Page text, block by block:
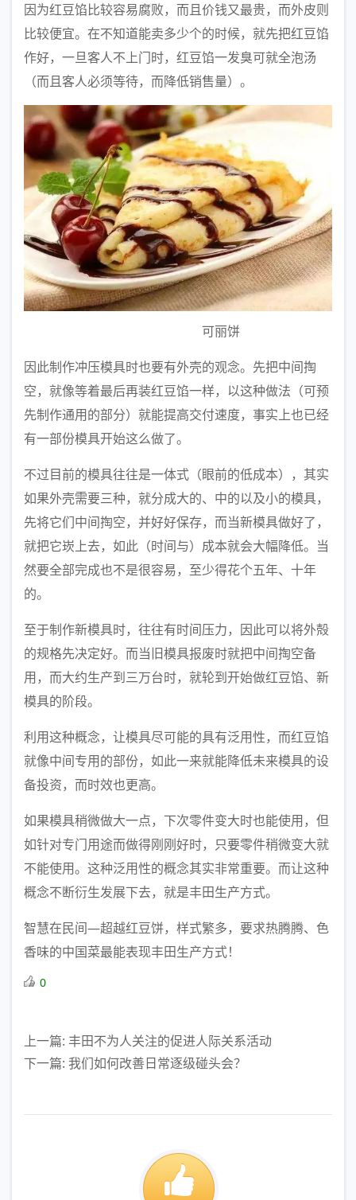
因为红豆馅比较容易腐败，而且价钱又最贵，而外皮则
比较便宜。在不知道能卖多少个的时候，就先把红豆馅
作好，一旦客人不上门时，红豆馅一发臭可就全泡汤
（而且客人必须等待，而降低销售量）。
可丽饼
因此制作冲压模具时也要有外壳的观念。先把中间掏
空，就像等着最后再装红豆馅一样，以这种做法（可预
先制作通用的部分）就能提高交付速度，事实上也已经
有一部份模具开始这么做了。
不过目前的模具往往是一体式（眼前的低成本），其实
如果外壳需要三种，就分成大的、中的以及小的模具，
先将它们中间掏空，并好好保存，而当新模具做好了，
就把它崁上去，如此（时间与）成本就会大幅降低。当
然要全部完成也不是很容易，至少得花个五年、十年
的。
至于制作新模具时，往往有时间压力，因此可以将外殻
的规格先决定好。而当旧模具报废时就把中间掏空备
用，而大约生产到三万台时，就轮到开始做红豆馅、新
模具的阶段。
利用这种概念，让模具尽可能的具有泛用性，而红豆馅
就像中间专用的部份，如此一来就能降低未来模具的设
备投资，而时效也更高。
如果模具稍微做大一点，下次零件变大时也能使用，但
如针对专门用途而做得刚刚好时，只要零件稍微变大就
不能使用。这种泛用性的概念其实非常重要。而让这种
概念不断衍生发展下去，就是丰田生产方式。
智慧在民间—超越红豆饼，样式繁多，要求热腾腾、色
香味的中国菜最能表现丰田生产方式！
0
上一篇: 丰田不为人关注的促进人际关系活动
下一篇: 我们如何改善日常逐级碰头会？